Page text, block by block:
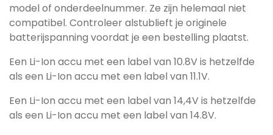
model of onderdeelnummer. Ze zijn helemaal niet
compatibel. Controleer alstublieft je originele
batterijspanning voordat je een bestelling plaatst.
Een Li-Ion accu met een label van 10.8V is hetzelfde
als een Li-Ion accu met een label van 11.1V.
Een Li-Ion accu met een label van 14,4V is hetzelfde
als een Li-Ion accu met een label van 14.8V.